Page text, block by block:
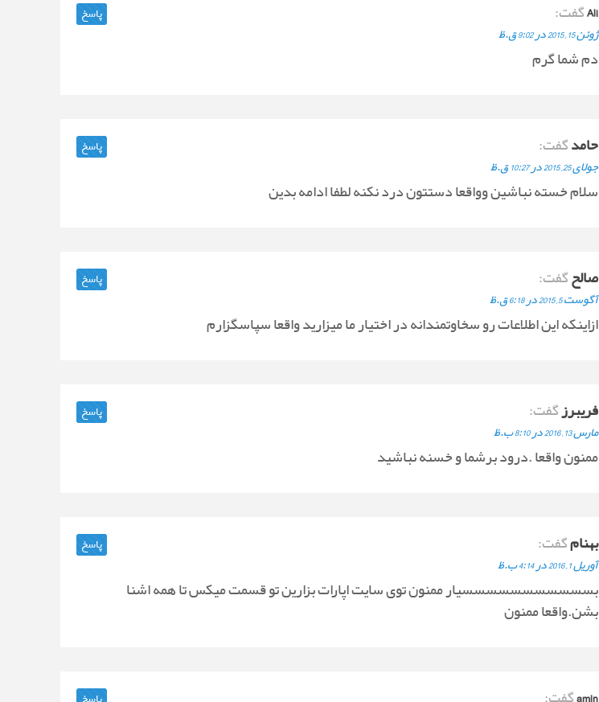
Aliگفت:
ژوئن 15, 2015 در 9:02 ق.ظ
دم شما گرم
پاسخ
حامدگفت:
جولای 25, 2015 در 10:27 ق.ظ
سلام خسته نباشین وواقعا دستتون درد نکنه لطفا ادامه بدین
پاسخ
صالحگفت:
آگوست 5, 2015 در 6:18 ق.ظ
ازاینکه این اطلاعات رو سخاوتمندانه در اختیار ما میزارید واقعا سپاسگزارم
پاسخ
فریبرزگفت:
مارس 13, 2016 در 8:10 ب.ظ
ممنون واقعا .درود برشما و خسنه نباشید
پاسخ
بهنامگفت:
آوریل 1, 2016 در 4:14 ب.ظ
بسسسسسسسسسسسیار ممنون توی سایت اپارات بزارین تو قسمت میکس تا همه اشنا
بشن.واقعا ممنون
پاسخ